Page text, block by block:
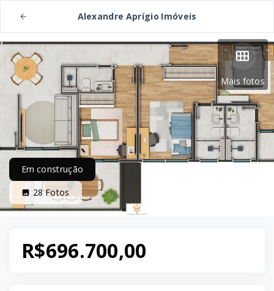
Alexandre Aprígio Imóveis
Mais fotos
Em construção
28Fotos
R$696.700,00